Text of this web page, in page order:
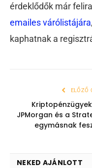
érdeklődők már
emailes várólistájára
kaphatnak a
ELŐZŐ
JPMorgan és a
egymásnak
NEKED AJÁNLOTT